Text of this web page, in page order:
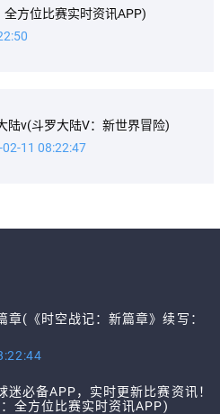
方位比赛实时资讯APP)
陆v(斗罗大陆V：新世界冒险)
11 08:22:47
章(《时空战记：新篇章》续写：
迷必备APP，实时更新比赛资讯！
全方位比赛实时资讯APP)